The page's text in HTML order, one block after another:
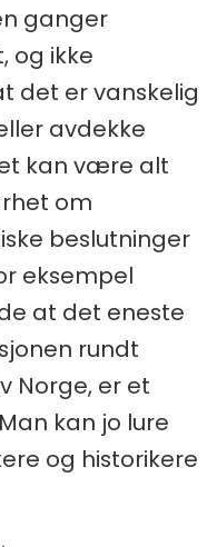
ganger
og ikke
det er vanskelig
avdekke
kan være alt
om
beslutninger
eksempel
at det eneste
rundt
Norge, er et
kan jo lure
og historikere